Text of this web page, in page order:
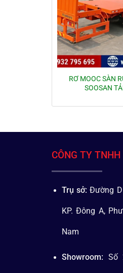
RƠ MOOC SÀN
SOOSAN
CÔNG TY
Trụ sở: Đường
KP. Đông A,
Nam
Showroom: Số